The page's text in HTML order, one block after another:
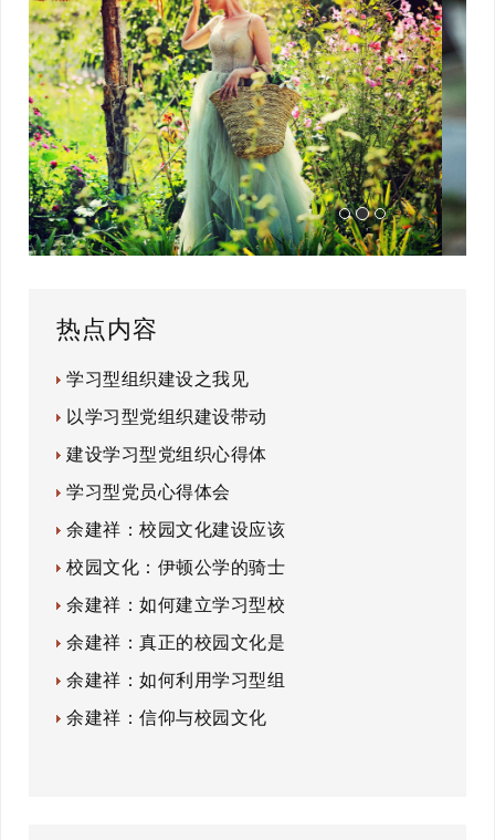
热点内容
学习型组织建设之我见
以学习型党组织建设带动
建设学习型党组织心得体
学习型党员心得体会
余建祥：校园文化建设应该
校园文化：伊顿公学的骑士
余建祥：如何建立学习型校
余建祥：真正的校园文化是
余建祥：如何利用学习型组
余建祥：信仰与校园文化